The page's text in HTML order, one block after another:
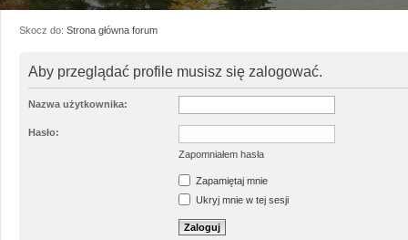
Skocz do: Strona główna forum
Aby przeglądać profile musisz się zalogować.
Nazwa użytkownika:
Hasło:
Zapomniałem hasła
Zapamiętaj mnie
Ukryj mnie w tej sesji